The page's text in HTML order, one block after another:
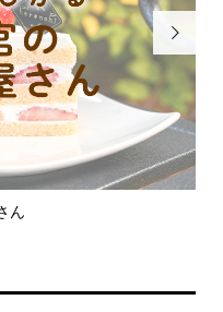
ん
